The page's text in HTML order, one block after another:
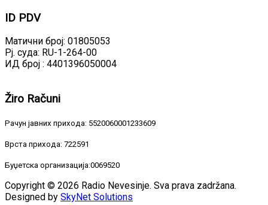
ID PDV
Матични број: 01805053
Рј. суда: RU-1-264-00
ИД број : 4401396050004
Žiro Računi
Рачун јавних прихода: 5520060001233609
Врста прихода: 722591
Буџетска организација:0069520
Copyright © 2026 Radio Nevesinje. Sva prava zadržana.
Designed by SkyNet Solutions